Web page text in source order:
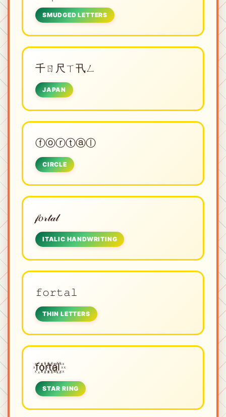
SMUDGED LETTERS
千ㄖ尺ㄒ卂ㄥ
JAPAN
ⓕⓞⓡⓣⓐⓛ
CIRCLE
𝒻𝑜𝓇𝓉𝒶𝓁
ITALIC HANDWRITING
𝚏𝚘𝚛𝚝𝚊𝚕
THIN LETTERS
f꙰o꙰r꙰t꙰a꙰l꙰
STAR RING